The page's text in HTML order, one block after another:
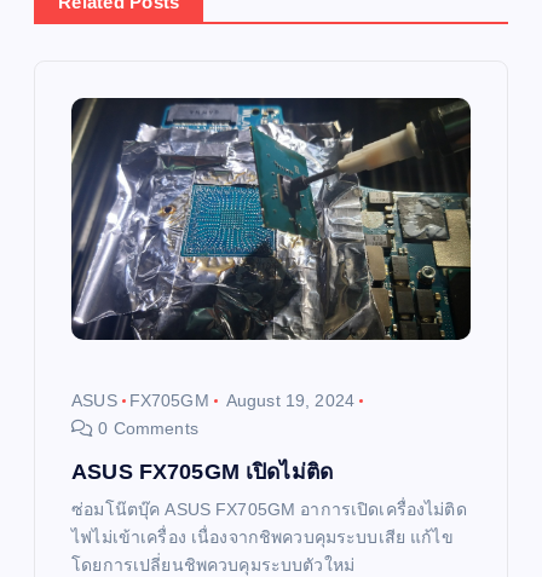
a
ASUS FX705GM
August 19, 2024
0 Comments
ASUS FX705GM เปิดไม่ติด
ซ่อมโน๊ตบุ๊ค ASUS FX705GM อาการเปิดเครื่องไม่ติด
ไฟไม่เข้าเครื่อง เนื่องจากชิพควบคุมระบบเสีย แก้ไข
โดยการเปลี่ยนชิพควบคุมระบบตัวใหม่